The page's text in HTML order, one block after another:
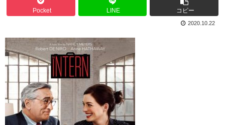
Pocket LINE コピー
2020.10.22